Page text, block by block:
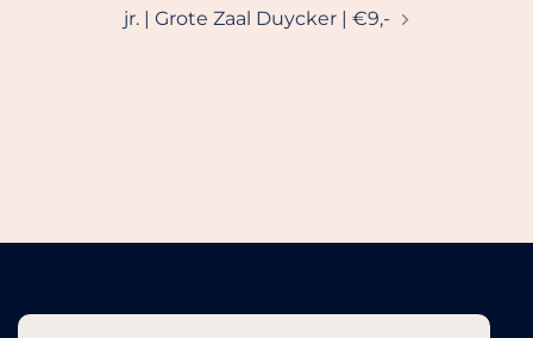
jr. | Grote Zaal Duycker | €9,-